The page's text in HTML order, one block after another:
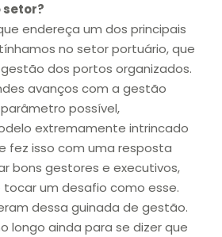
setor?
endereça um dos principais
no setor portuário, que
dos portos organizados.
avanços com a gestão
possível,
extremamente intrincado
fez isso com uma resposta
bons gestores e executivos,
um desafio como esse.
dessa guinada de gestão.
longo ainda para se dizer que